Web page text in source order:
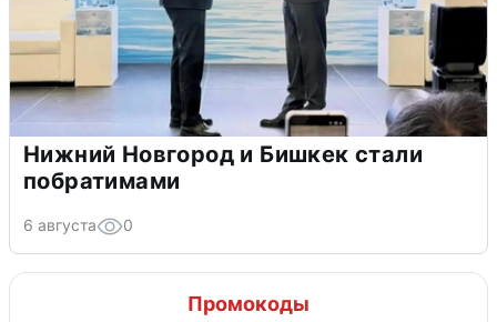
Нижний Новгород и Бишкек стали
побратимами
6 августа 0
Промокоды